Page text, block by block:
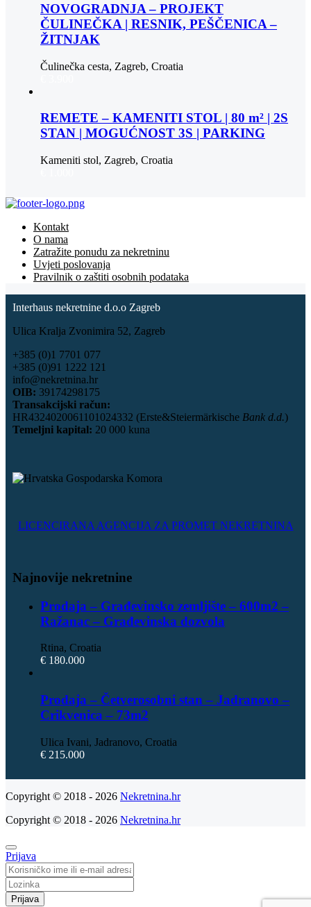
NOVOGRADNJA – PROJEKT
ČULINEČKA | RESNIK, PEŠČENICA –
ŽITNJAK
Čulinečka cesta, Zagreb, Croatia
REMETE – KAMENITI STOL | 80 m² | 2S
STAN | MOGUĆNOST 3S | PARKING
Kameniti stol, Zagreb, Croatia
Kontakt
O nama
Zatražite ponudu za nekretninu
Uvjeti poslovanja
Pravilnik o zaštiti osobnih podataka
Interhaus nekretnine d.o.o Zagreb
Ulica Kralja Zvonimira 52, Zagreb
+385 (0)1 7701 077
+385 (0)91 1222 121
info@nekretnina.hr
OIB: 39174298175
Transakcijski račun:
HR4324020061101024332 (Erste&Steiermärkische Bank d.d.)
Temeljni kapital: 20 000 kuna
LICENCIRANA AGENCIJA ZA PROMET NEKRETNINA
Najnovije nekretnine
Prodaja – Građevinsko zemljište – 600m2 –
Ražanac – Građevinska dozvola
Rtina, Croatia
€ 180.000
Prodaja – Četverosobni stan – Jadranovo –
Crikvenica – 73m2
Ulica Ivani, Jadranovo, Croatia
€ 215.000
Copyright © 2018 - 2026 Nekretnina.hr
Copyright © 2018 - 2026 Nekretnina.hr
Prijava
Prijava